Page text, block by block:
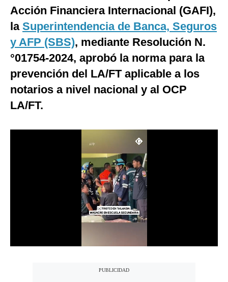
Mix
G de Gestión
Notas Contratadas
Podcast
Gestión TV
Condiciones
Acción Financiera Internacional (GAFI),
la Superintendencia de Banca, Seguros
y AFP (SBS), mediante Resolución N.
°01754-2024, aprobó la norma para la
prevención del LA/FT aplicable a los
notarios a nivel nacional y al OCP
LA/FT.